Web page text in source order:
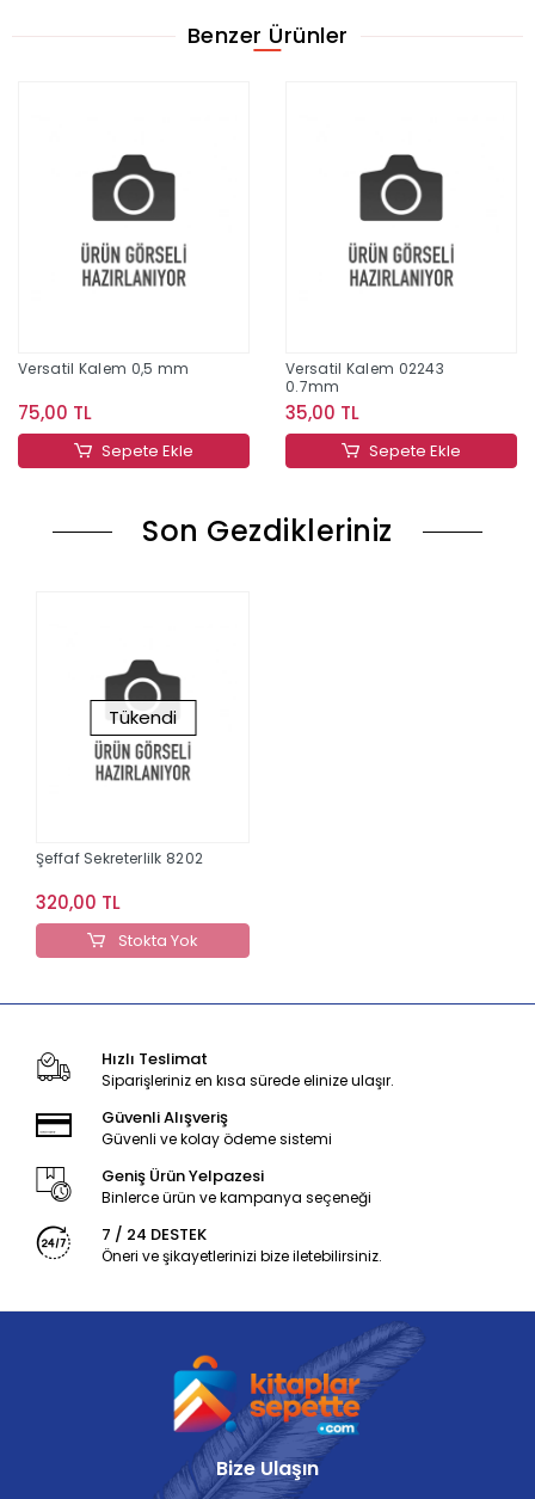
Benzer Ürünler
Versatil Kalem 0,5 mm
75,00 TL
Sepete Ekle
Versatil Kalem 02243
0.7mm
35,00 TL
Sepete Ekle
Son Gezdikleriniz
Tükendi
Şeffaf Sekreterlilk 8202
320,00 TL
Stokta Yok
Hızlı Teslimat
Siparişleriniz en kısa sürede elinize ulaşır.
Güvenli Alışveriş
Güvenli ve kolay ödeme sistemi
Geniş Ürün Yelpazesi
Binlerce ürün ve kampanya seçeneği
7 / 24 DESTEK
Öneri ve şikayetlerinizi bize iletebilirsiniz.
Bize Ulaşın